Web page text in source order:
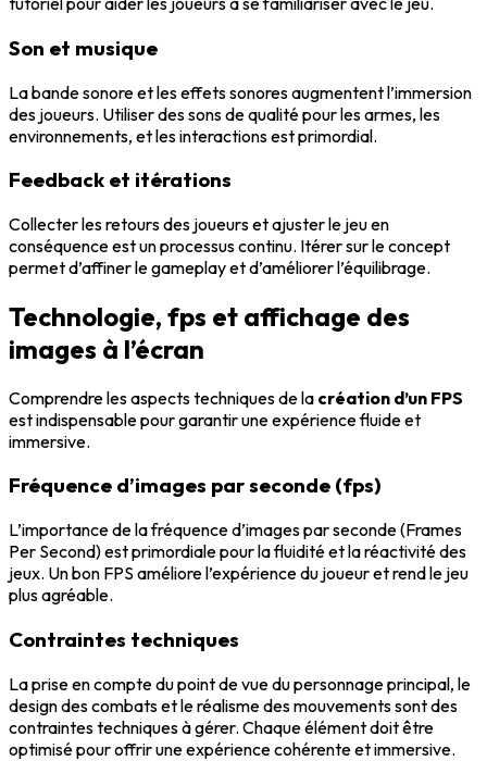
Son et musique
La bande sonore et les effets sonores augmentent l’immersion
des joueurs. Utiliser des sons de qualité pour les armes, les
environnements, et les interactions est primordial.
Feedback et itérations
Collecter les retours des joueurs et ajuster le jeu en
conséquence est un processus continu. Itérer sur le concept
permet d’affiner le gameplay et d’améliorer l’équilibrage.
Technologie, fps et affichage des
images à l’écran
Comprendre les aspects techniques de la création d’un FPS
est indispensable pour garantir une expérience fluide et
immersive.
Fréquence d’images par seconde (fps)
L’importance de la fréquence d’images par seconde (Frames
Per Second) est primordiale pour la fluidité et la réactivité des
jeux. Un bon FPS améliore l’expérience du joueur et rend le jeu
plus agréable.
Contraintes techniques
La prise en compte du point de vue du personnage principal, le
design des combats et le réalisme des mouvements sont des
contraintes techniques à gérer. Chaque élément doit être
optimisé pour offrir une expérience cohérente et immersive.